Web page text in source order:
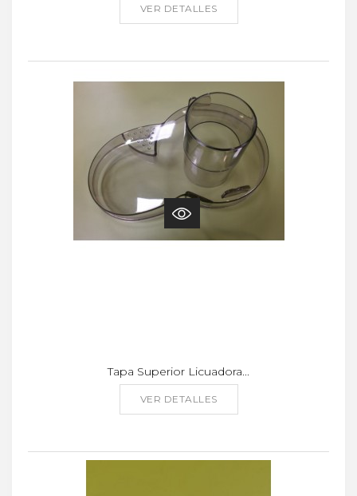
VER DETALLES
Tapa Superior Licuadora...
VER DETALLES